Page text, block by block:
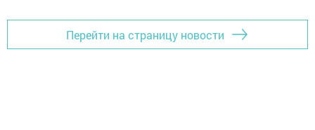
Перейти на страницу новости